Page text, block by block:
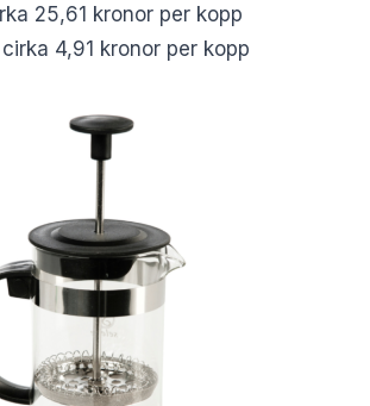
25,61 kronor per kopp
cirka 4,91 kronor per kopp